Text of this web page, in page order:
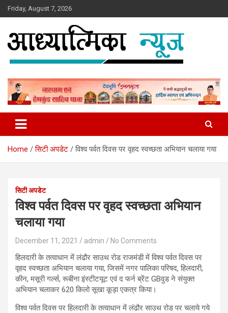
Skip
to
Friday, August 7, 2026
Aadhyatmika News
Home सिटी अपडेट विश्व पर्वत दिवस पर वृहद स्वच्छता अभियान चलाया गया
सिटी अपडेट
विश्व पर्वत दिवस पर वृहद स्वच्छता अभियान
चलाया गया
December 11, 2021 admin No Comments
हिलदारी के तत्वाधान में लंढौर साउथ रोड राजमंडी में विश्व पर्वत दिवस पर
वृहद स्वच्छता अभियान चलाया गया, जिसमें नगर पालिका परिषद, हिलदारी,
कीन, मसूरी गर्ल्स, रूबीना इंस्टीटयूट एवं द फर्न ब्रेंट GBवुड ने संयुक्त
अभियान चलाकर 620 किलो सूखा कूड़ा एकत्र किया।
विश्व पर्वत दिवस पर हिलदारी के तत्वाधान में लंढौर साउथ रोड पर चलाये गये